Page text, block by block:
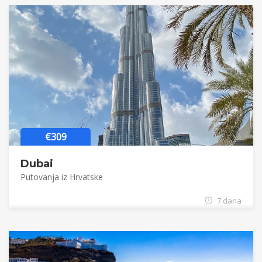
€309
Dubai
Putovanja iz Hrvatske
7 dana